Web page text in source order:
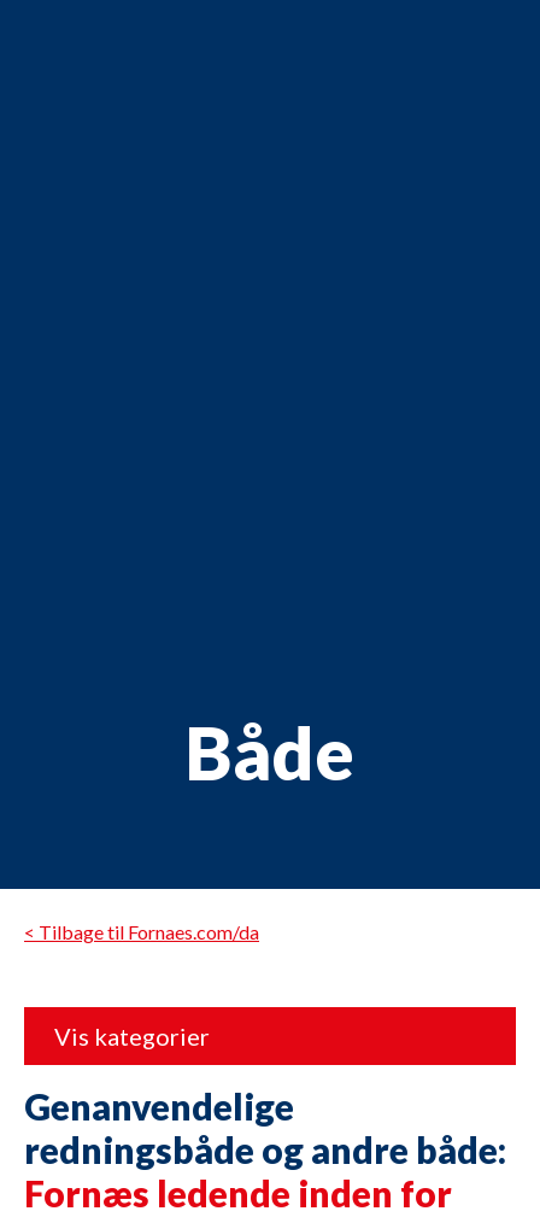
Både
< Tilbage til Fornaes.com/da
Vis kategorier
Genanvendelige
redningsbåde og andre både:
Fornæs ledende inden for